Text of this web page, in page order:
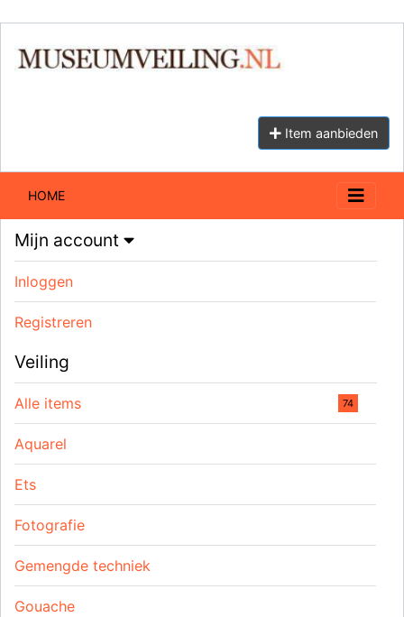
Item aanbieden
HOME
Mijn account
Inloggen
Registreren
Veiling
Alle items 74
Aquarel
Ets
Fotografie
Gemengde techniek
Gouache